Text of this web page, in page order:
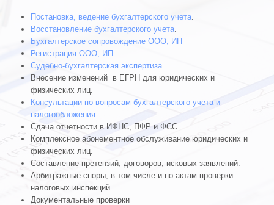
Постановка, ведение бухгалтерского учета.
Восстановление бухгалтерского учета.
Бухгалтерское сопровождение ООО, ИП
Регистрация ООО, ИП .
Cудебно-бухгалтерская экспертиза
Внесение изменений в ЕГРН для юридических и
физических лиц.
Консультации по вопросам бухгалтерского учета и
налогообложения.
Сдача отчетности в ИФНС, ПФР и ФСС.
Комплексное абонементное обслуживание юридических и
физических лиц.
Составление претензий, договоров, исковых заявлений.
Арбитражныe споры, в том числе и по актам проверки
налоговых инспекций.
Документальные проверки